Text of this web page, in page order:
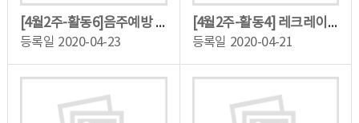
[4월2주-활동6]음주예방 및 약물오남용 예방교육
등록일 2020-04-23
[4월2주-활동4] 레크레이션 체조
등록일 2020-04-21